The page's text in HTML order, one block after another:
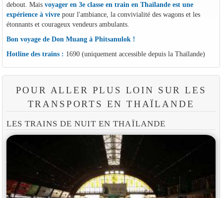
debout. Mais voyager en 3e classe en train en Thaïlande est une
expérience à vivrepour l'ambiance, la convivialité des wagons et les
étonnants et courageux vendeurs ambulants.
Bon voyage de Don Muang à Phitsanulok !
Hotline des trains : 1690 (uniquement accessible depuis la Thaïlande)
POUR ALLER PLUS LOIN SUR LES
TRANSPORTS EN THAÏLANDE
LES TRAINS DE NUIT EN THAÏLANDE